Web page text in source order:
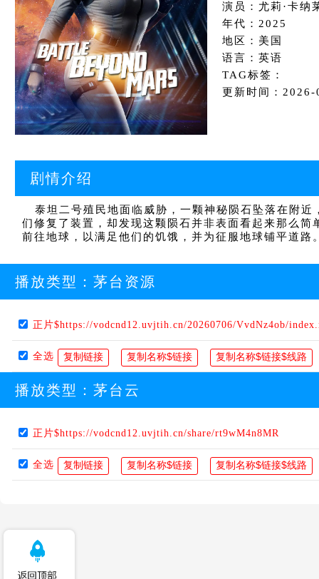
演员：尤莉·卡纳
年代：2025
地区：美国
语言：英语
TAG标签：
更新时间：
剧情介绍
泰坦二号殖民地面临威胁，一颗神秘陨石坠落在附近
们修复了装置，却发现这颗陨石并非表面看起来那么
前往地球，以满足他们的饥饿，并为征服地球铺平道
播放类型： 茅台资源
正片$https://vodcnd12.uvjtih.cn/20260706/VvdNz4ob/
全选
播放类型： 茅台云
正片$https://vodcnd12.uvjtih.cn/share/rt9wM4n8MR
全选